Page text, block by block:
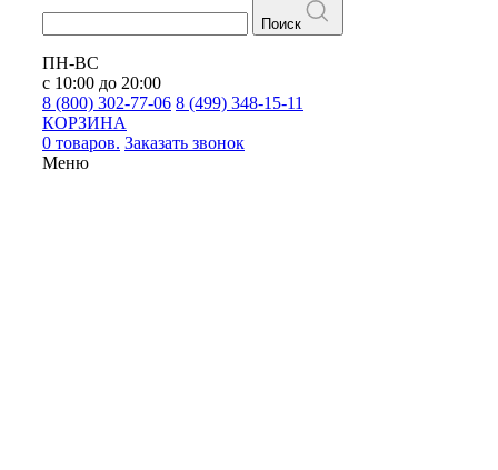
Поиск
ПН-ВС
с 10:00 до 20:00
8 (800) 302-77-06 8 (499) 348-15-11
КОРЗИНА
0 товаров. Заказать звонок
Меню